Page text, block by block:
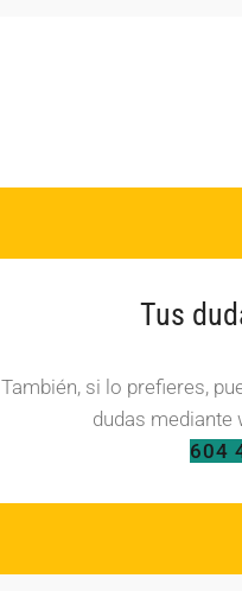
Tus
También, si lo prefieres,
dudas mediante
604